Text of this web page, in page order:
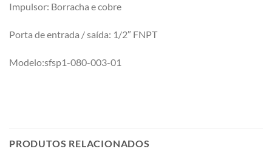
Impulsor: Borracha e cobre
Porta de entrada / saída: 1/2″ FNPT
Modelo:sfsp1-080-003-01
PRODUTOS RELACIONADOS